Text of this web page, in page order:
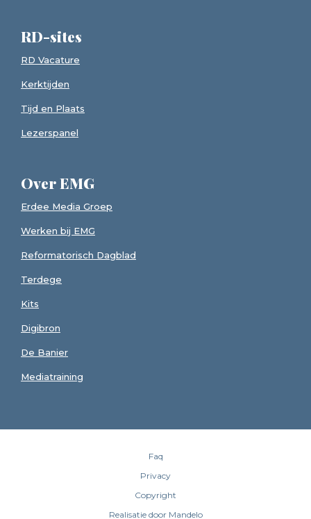
RD-sites
RD Vacature
Kerktijden
Tijd en Plaats
Lezerspanel
Over EMG
Erdee Media Groep
Werken bij EMG
Reformatorisch Dagblad
Terdege
Kits
Digibron
De Banier
Mediatraining
Faq
Privacy
Copyright
Realisatie door Mandelo